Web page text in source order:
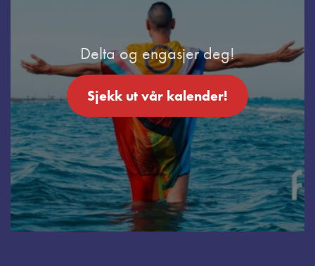
Delta og engasjer deg!
Sjekk ut vår kalender!